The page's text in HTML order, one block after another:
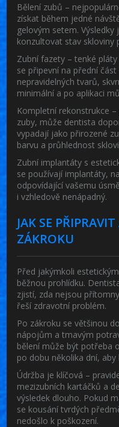
Bělení zubů –
získat během jedné
gelovým setem.
konzultovat stav skloviny
Zubní fazety – tenké
se připevní na přední
nepravidelných tvarů,
minimální a po aplikaci
Kompletní rekonstrukce
zuby, může dentista
vypadají jako přirozené
barvu a průhlednost
Zubní implantáty s
se používají implantáty,
odpovídající vašemu
i vzhledově nenápadný.
JAK SE
ZÁKROKU
Před jakýmkoli
běžnou prohlídku.
zjistí, zda nejsou
řeší zdravotní problém.
Po zákroku se většinou
nápojům a tmavým
bělení může být potřeba
po dobu několika dní,
Údržba je klíčová –
mezizubních kartáčků a
výsledek dlouho. Pokud
se kousání tvrdých
nedošlo k poškození.